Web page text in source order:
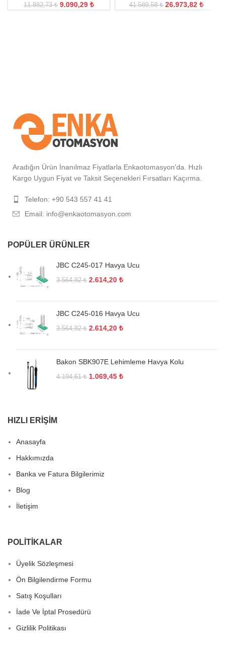
11.882,73₺ 9.090,29 ₺ 41.589,58₺ 26.973,82 ₺
Aradığın Ürün İnanılmaz Fiyatlarla Enkaotomasyon'da. Hızlı
Kargo Uygun Fiyat ve Taksit Seçenekleri Fırsatları Kaçırma.
Telefon: +90 543 557 41 41
Email: info@enkaotomasyon.com
POPÜLER ÜRÜNLER
JBC C245-017 Havya Ucu
3.564,82₺ 2.614,20 ₺
JBC C245-016 Havya Ucu
3.564,82₺ 2.614,20 ₺
Bakon SBK907E Lehimleme Havya Kolu
4.194,61₺ 1.069,45 ₺
HIZLI ERIŞIM
Anasayfa
Hakkımızda
Banka ve Fatura Bilgilerimiz
Blog
İletişim
POLITIKALAR
Üyelik Sözleşmesi
Ön Bilgilendirme Formu
Satış Koşulları
İade Ve İptal Prosedürü
Gizlilik Politikası